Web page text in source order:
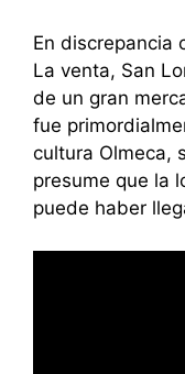
En discrepancia
La venta, San
de un gran
fue
cultura Olmeca,
presume que la
puede haber